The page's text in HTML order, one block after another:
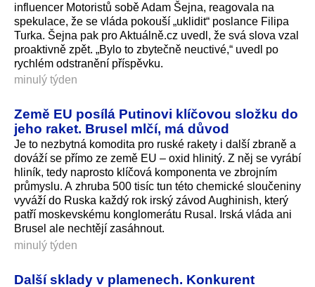
influencer Motoristů sobě Adam Šejna, reagovala na
spekulace, že se vláda pokouší „uklidit“ poslance Filipa
Turka. Šejna pak pro Aktuálně.cz uvedl, že svá slova vzal
proaktivně zpět. „Bylo to zbytečně neuctivé,“ uvedl po
rychlém odstranění příspěvku.
minulý týden
Země EU posílá Putinovi klíčovou složku do
jeho raket. Brusel mlčí, má důvod
Je to nezbytná komodita pro ruské rakety i další zbraně a
dováží se přímo ze země EU – oxid hlinitý. Z něj se vyrábí
hliník, tedy naprosto klíčová komponenta ve zbrojním
průmyslu. A zhruba 500 tisíc tun této chemické sloučeniny
vyváží do Ruska každý rok irský závod Aughinish, který
patří moskevskému konglomerátu Rusal. Irská vláda ani
Brusel ale nechtějí zasáhnout.
minulý týden
Další sklady v plamenech. Konkurent